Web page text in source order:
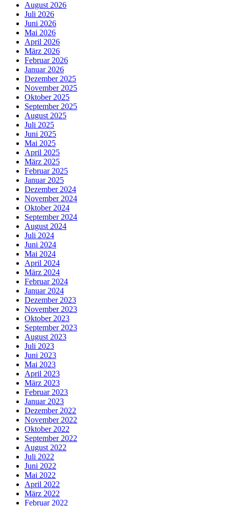
August 2026
Juli 2026
Juni 2026
Mai 2026
April 2026
März 2026
Februar 2026
Januar 2026
Dezember 2025
November 2025
Oktober 2025
September 2025
August 2025
Juli 2025
Juni 2025
Mai 2025
April 2025
März 2025
Februar 2025
Januar 2025
Dezember 2024
November 2024
Oktober 2024
September 2024
August 2024
Juli 2024
Juni 2024
Mai 2024
April 2024
März 2024
Februar 2024
Januar 2024
Dezember 2023
November 2023
Oktober 2023
September 2023
August 2023
Juli 2023
Juni 2023
Mai 2023
April 2023
März 2023
Februar 2023
Januar 2023
Dezember 2022
November 2022
Oktober 2022
September 2022
August 2022
Juli 2022
Juni 2022
Mai 2022
April 2022
März 2022
Februar 2022